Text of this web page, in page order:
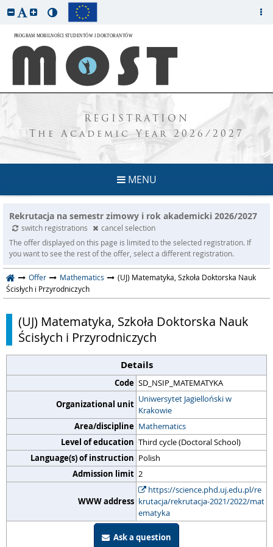
REGISTRATION
The Academic Year 2026/2027
MENU
Rekrutacja na semestr zimowy i rok akademicki 2026/2027
switch registrations
cancel selection
The offer displayed on this page is limited to the selected registration. If
you want to see the rest of the offer, select a different registration.
Offer Mathematics
(UJ) Matematyka, Szkoła Doktorska Nauk
Ścisłych i Przyrodniczych
(UJ) Matematyka, Szkoła Doktorska Nauk
Ścisłych i Przyrodniczych
Details
Code SD_NSIP_MATEMATYKA
Organizational unit Uniwersytet Jagielloński w
Krakowie
Area/discipline Mathematics
Level of education Third cycle (Doctoral School)
Language(s) of instruction Polish
Admission limit 2
WWW address
https://science.phd.uj.edu.pl/re
krutacja/rekrutacja-2021/2022/mat
ematyka
Ask a question